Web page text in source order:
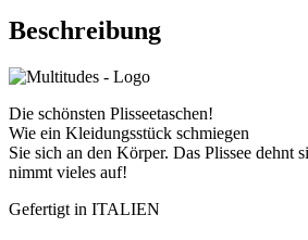
Beschreibung
Die schönsten Plisseetaschen!
Wie ein Kleidungsstück schmiegen
Sie sich an den Körper. Das Plissee dehnt
nimmt vieles auf!
Gefertigt in ITALIEN